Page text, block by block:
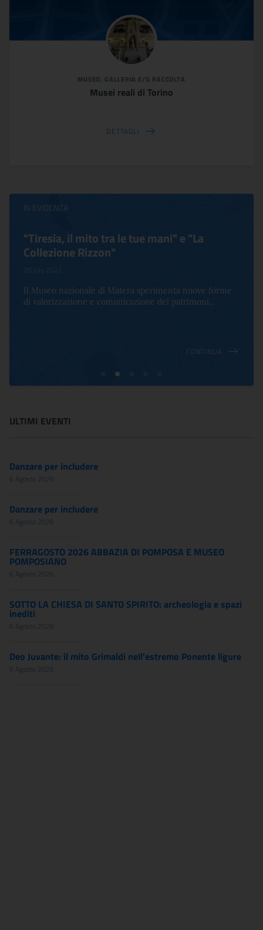
MUSEO, GALLERIA E/O RACCOLTA
Musei reali di Torino
DETTAGLI
IN EVIDENZA
"Tiresia, il mito tra le tue mani" e "La
Collezione Rizzon"
28 July 2022
Il Museo nazionale di Matera sperimenta nuove forme
di valorizzazione e comunicazione del patrimoni...
CONTINUA
ULTIMI EVENTI
Danzare per includere
6 Agosto 2026
Danzare per includere
6 Agosto 2026
FERRAGOSTO 2026 ABBAZIA DI POMPOSA E MUSEO
POMPOSIANO
6 Agosto 2026
SOTTO LA CHIESA DI SANTO SPIRITO: archeologia e spazi
inediti
6 Agosto 2026
Deo Juvante: il mito Grimaldi nell'estremo Ponente ligure
6 Agosto 2026